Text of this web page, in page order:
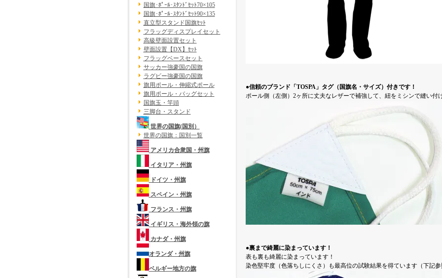
国旗･ﾎﾟｰﾙ･ｽﾀﾝﾄﾞｾｯﾄ70×105
国旗･ﾎﾟｰﾙ･ｽﾀﾝﾄﾞｾｯﾄ90×135
直立型スタンド国旗ｾｯﾄ
フラッグディスプレイセット
高級壁面設置セット
壁面設置【DX】ｾｯﾄ
フラッグベースセット
サッカー強豪国の国旗
ラグビー強豪国の国旗
旗用ポール・伸縮式ポール
旗用ポール・バッグセット
国旗玉・竿頭
三脚台・スタンド
世界の国旗(国別）
世界の国旗：国別一覧
アメリカ合衆国・州旗
イタリア・州旗
ドイツ・州旗
スペイン・州旗
フランス・州旗
イギリス・海外領の旗
カナダ・州旗
オランダ・州旗
ベルギー地方の旗
●信頼のブランド「TOSPA」タグ（国旗名・サイズ）付きです！
ポール側（左側）2ヶ所に丈夫なレザーで補強して、紐をミシンで縫い付
●裏まで綺麗に染まっています！
表も裏も綺麗に染まっています！
染色堅牢度（色落ちしにくさ）も最高位の試験結果を得ています（下記参